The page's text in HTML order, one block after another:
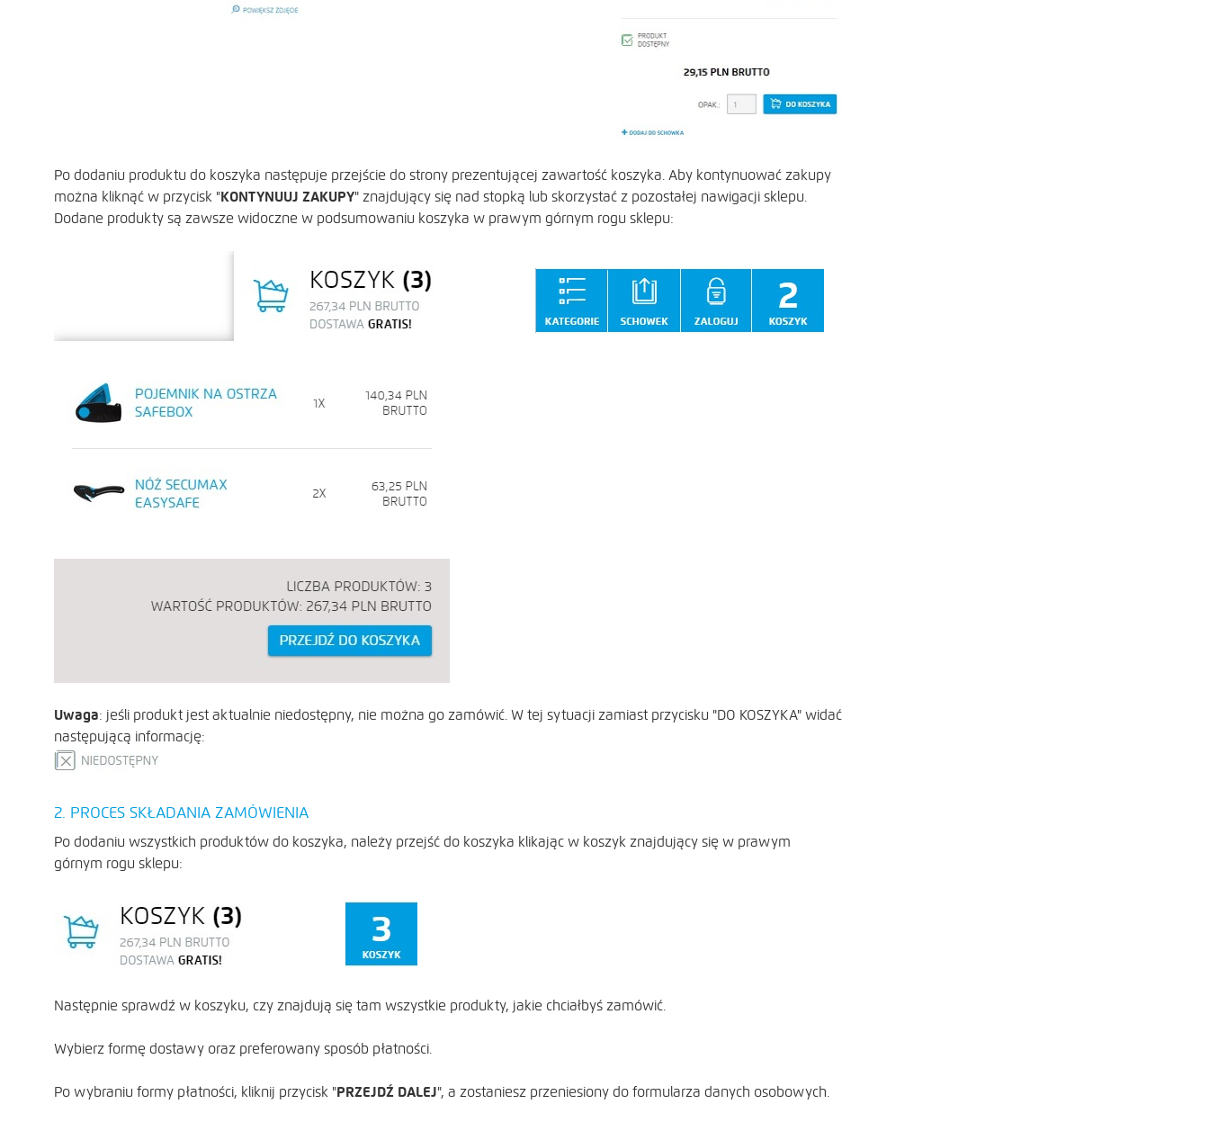
Po dodaniu produktu do koszyka następuje przejście do strony prezentującej zawartość koszyka. Aby kontynuować zakupy
można kliknąć w przycisk "KONTYNUUJ ZAKUPY" znajdujący się nad stopką lub skorzystać z pozostałej nawigacji sklepu.
Dodane produkty są zawsze widoczne w podsumowaniu koszyka w prawym górnym rogu sklepu:
Uwaga: jeśli produkt jest aktualnie niedostępny, nie można go zamówić. W tej sytuacji zamiast przycisku "DO KOSZYKA" widać
następującą informację:
2. PROCES SKŁADANIA ZAMÓWIENIA
Po dodaniu wszystkich produktów do koszyka, należy przejść do koszyka klikając w koszyk znajdujący się w prawym
górnym rogu sklepu:
Następnie sprawdź w koszyku, czy znajdują się tam wszystkie produkty, jakie chciałbyś zamówić.
Wybierz formę dostawy oraz preferowany sposób płatności.
Po wybraniu formy płatności, kliknij przycisk "PRZEJDŹ DALEJ", a zostaniesz przeniesiony do formularza danych osobowych.